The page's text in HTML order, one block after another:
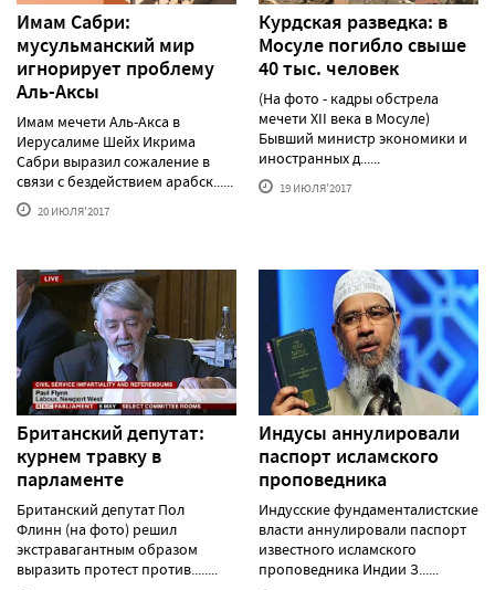
Имам Сабри:
мусульманский мир
игнорирует проблему
Аль-Аксы
Имам мечети Аль-Акса в
Иерусалиме Шейх Икрима
Сабри выразил сожаление в
связи с бездействием арабск......
20 ИЮЛЯ'2017
Курдская разведка: в
Мосуле погибло свыше
40 тыс. человек
(На фото - кадры обстрела
мечети XII века в Мосуле)
Бывший министр экономики и
иностранных д......
19 ИЮЛЯ'2017
Британский депутат:
курнем травку в
парламенте
Британский депутат Пол
Флинн (на фото) решил
экстравагантным образом
выразить протест против........
Индусы аннулировали
паспорт исламского
проповедника
Индусские фундаменталистские
власти аннулировали паспорт
известного исламского
проповедника Индии З......